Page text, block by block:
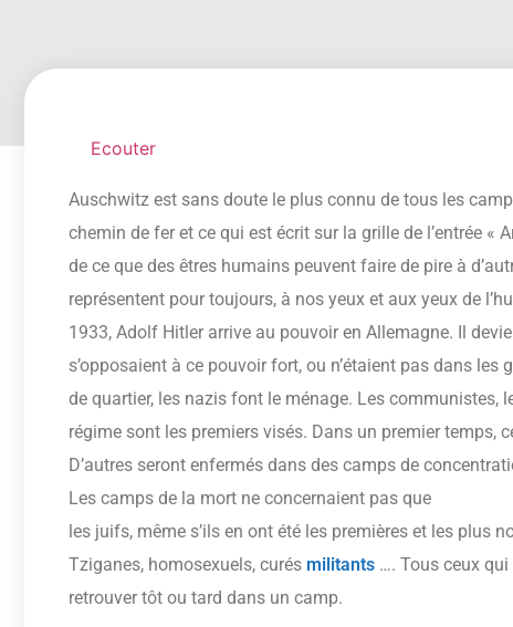
Ecouter
Auschwitz est sans doute le plus connu de tous les
chemin de fer et ce qui est écrit sur la grille de l’entrée
de ce que des êtres humains peuvent faire de pire à
représentent pour toujours, à nos yeux et aux yeux de
1933, Adolf Hitler arrive au pouvoir en Allemagne. Il
s’opposaient à ce pouvoir fort, ou n’étaient pas dans
de quartier, les nazis font le ménage. Les
régime sont les premiers visés. Dans un premier temps,
D’autres seront enfermés dans des camps de
Les camps de la mort ne concernaient pas que
les juifs, même s’ils en ont été les premières et les plus
Tziganes, homosexuels, curés militants …. Tous ceux qui
retrouver tôt ou tard dans un camp.